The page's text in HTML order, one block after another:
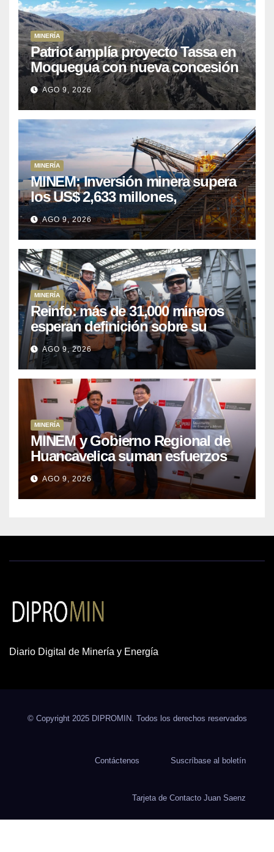
MINERÍA
Patriot amplía proyecto Tassa en
Moquegua con nueva concesión
minera
AGO 9, 2026
MINERÍA
MINEM: Inversión minera supera
los US$ 2,633 millones,
consolidando el dinamismo del
sector
AGO 9, 2026
MINERÍA
Reinfo: más de 31,000 mineros
esperan definición sobre su
proceso de formalización
AGO 9, 2026
MINERÍA
MINEM y Gobierno Regional de
Huancavelica suman esfuerzos
para acelerar proyectos de
energía y poner en valor los
recursos mineros
AGO 9, 2026
Diario Digital de Minería y Energía
© Copyright 2025 DIPROMIN. Todos los derechos reservados
Contáctenos Suscríbase al boletín
Tarjeta de Contacto Juan Saenz